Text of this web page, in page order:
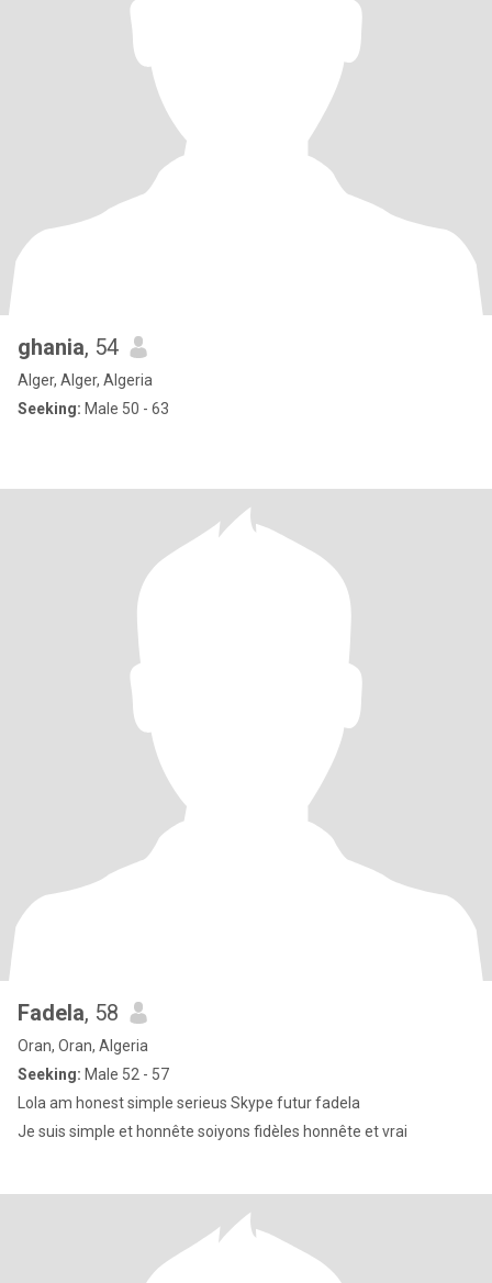
ghania, 54
Alger, Alger, Algeria
Seeking: Male 50 - 63
Fadela, 58
Oran, Oran, Algeria
Seeking: Male 52 - 57
Lola am honest simple serieus Skype futur fadela
Je suis simple et honnête soiyons fidèles honnête et vrai